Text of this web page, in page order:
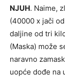
NJUH. Naime,
(40000 x jači
daljine od tri
(Maska) može
naravno
uopće dođe na